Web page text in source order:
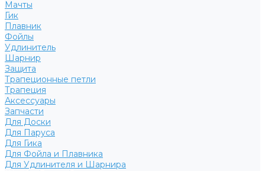
Мачты
Гик
Плавник
Фойлы
Удлинитель
Шарнир
Защита
Трапеционные петли
Трапеция
Аксессуары
Запчасти
Для Доски
Для Паруса
Для Гика
Для Фойла и Плавника
Для Удлинителя и Шарнира